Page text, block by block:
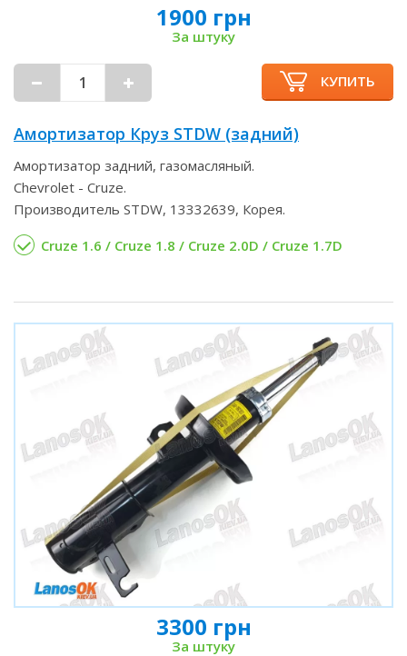
1900 грн
За штуку
КУПИТЬ
Амортизатор Круз STDW (задний)
Амортизатор задний, газомасляный.
Chevrolet - Cruze.
Производитель STDW, 13332639, Корея.
Cruze 1.6 / Cruze 1.8 / Cruze 2.0D / Cruze 1.7D
3300 грн
За штуку